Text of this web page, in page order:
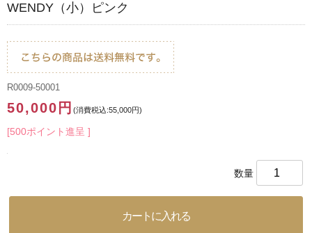
WENDY（小）ピンク
R0009-50001
50,000円 (消費税込:55,000円)
[500ポイント進呈 ]
数量